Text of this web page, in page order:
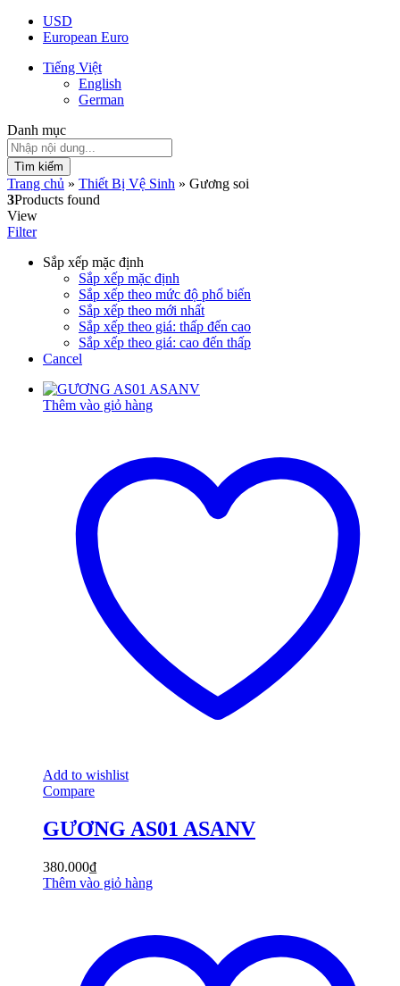
USD
European Euro
Tiếng Việt
English
German
Danh mục
Tìm kiếm
Trang chủ » Thiết Bị Vệ Sinh » Gương soi
3Products found
View
Filter
Sắp xếp mặc định
Sắp xếp mặc định
Sắp xếp theo mức độ phổ biến
Sắp xếp theo mới nhất
Sắp xếp theo giá: thấp đến cao
Sắp xếp theo giá: cao đến thấp
Cancel
Thêm vào giỏ hàng
Add to wishlist
Compare
GƯƠNG AS01 ASANV
380.000₫
Thêm vào giỏ hàng